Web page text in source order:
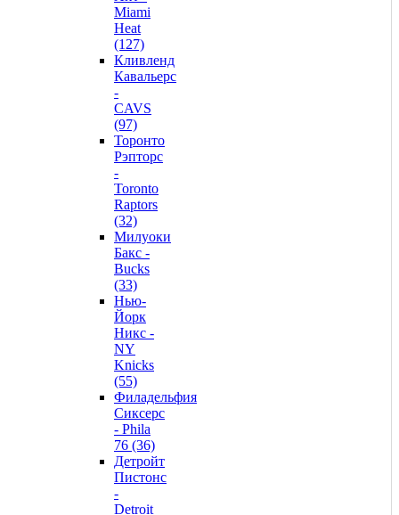
Miami
Heat
(127)
Кливленд
Кавальерс
-
CAVS
(97)
Торонто
Рэпторс
-
Toronto
Raptors
(32)
Милуоки
Бакс -
Bucks
(33)
Нью-
Йорк
Никс -
NY
Knicks
(55)
Филадельфия
Сиксерс
- Phila
76 (36)
Детройт
Пистонс
-
Detroit